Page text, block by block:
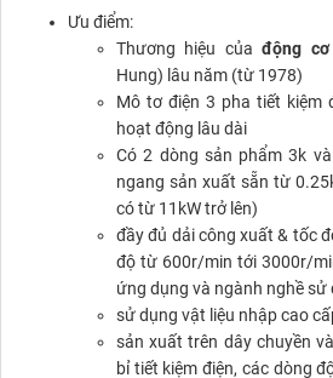
Ưu điểm:
Thương hiệu củađộng
Hung) lâu năm (từ 1978)
Mô tơ điện 3 pha tiết kiệm
hoạt động lâu dài
Có 2 dòng sản phẩm 3k
ngang sản xuất sẵn từ
có từ 11kW trở lên)
đầy đủ dải công xuất & tốc
độ từ 600r/min tới 3000r/
ứng dụng và ngành nghề sử
sử dụng vật liệu nhập cao
sản xuất trên dây chuyền
bỉ tiết kiệm điện, các dòng